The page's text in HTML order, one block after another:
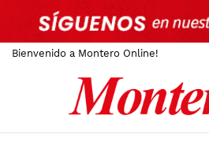
Bienvenido a Montero Online!